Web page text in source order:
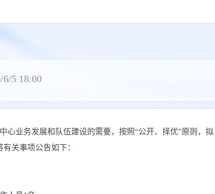
6/5 18:00
心业务发展和队伍建设的需要，按照“公开、择优”原则，拟
关事项公告如下：